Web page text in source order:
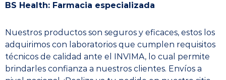
BS Health: Farmacia especializada
Nuestros productos son seguros y eficaces, estos los
adquirimos con laboratorios que cumplen requisitos
técnicos de calidad ante el INVIMA, lo cual permite
brindarles confianza a nuestros clientes. Envíos a